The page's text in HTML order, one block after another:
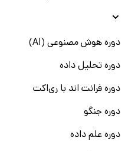
دوره هوش مصنوعی (AI)
دوره تحلیل داده
دوره فرانت اند با ری‌اکت
دوره جنگو
دوره علم داده